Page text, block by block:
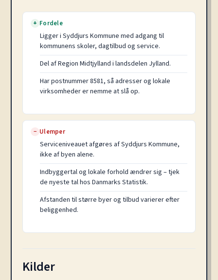
+ Fordele
Ligger i Syddjurs Kommune med adgang til
kommunens skoler, dagtilbud og service.
Del af Region Midtjylland i landsdelen Jylland.
Har postnummer 8581, så adresser og lokale
virksomheder er nemme at slå op.
− Ulemper
Serviceniveauet afgøres af Syddjurs Kommune,
ikke af byen alene.
Indbyggertal og lokale forhold ændrer sig – tjek
de nyeste tal hos Danmarks Statistik.
Afstanden til større byer og tilbud varierer efter
beliggenhed.
Kilder